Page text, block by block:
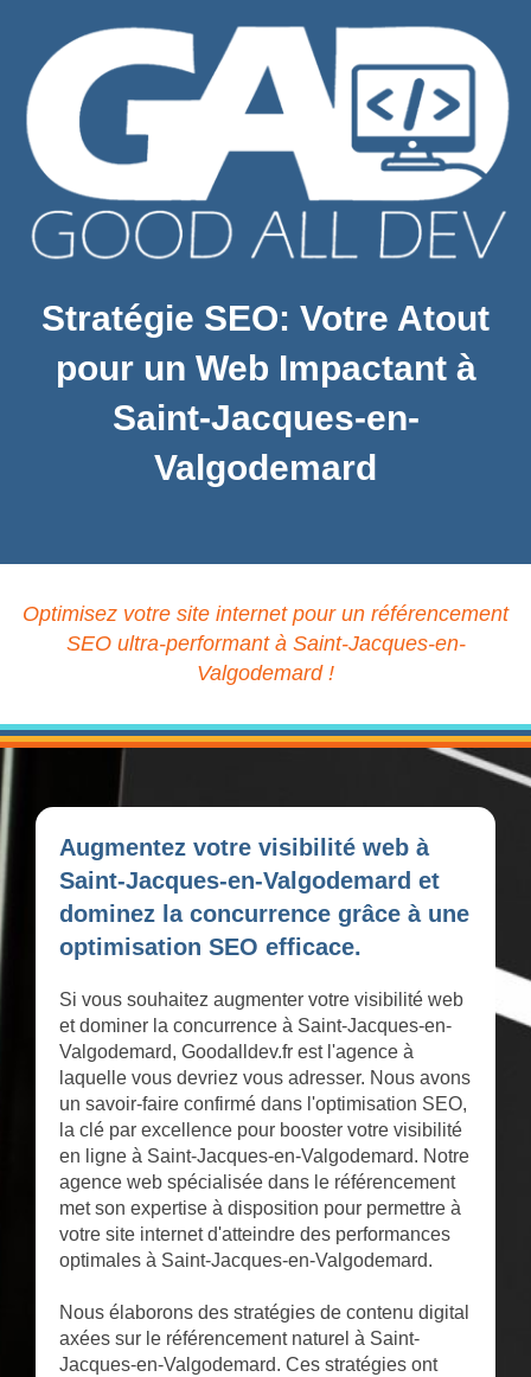
Stratégie SEO: Votre Atout
pour un Web Impactant à
Saint-Jacques-en-
Valgodemard
Optimisez votre site internet pour un référencement
SEO ultra-performant à Saint-Jacques-en-
Valgodemard !
Augmentez votre visibilité web à
Saint-Jacques-en-Valgodemard et
dominez la concurrence grâce à une
optimisation SEO efficace.
Si vous souhaitez augmenter votre visibilité web
et dominer la concurrence à Saint-Jacques-en-
Valgodemard, Goodalldev.fr est l'agence à
laquelle vous devriez vous adresser. Nous avons
un savoir-faire confirmé dans l'optimisation SEO,
la clé par excellence pour booster votre visibilité
en ligne à Saint-Jacques-en-Valgodemard. Notre
agence web spécialisée dans le référencement
met son expertise à disposition pour permettre à
votre site internet d'atteindre des performances
optimales à Saint-Jacques-en-Valgodemard.
Nous élaborons des stratégies de contenu digital
axées sur le référencement naturel à Saint-
Jacques-en-Valgodemard. Ces stratégies ont